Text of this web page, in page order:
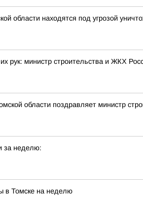
области находятся под угрозой
рук: министр строительства и ЖКХ
области поздравляет министр
за неделю:
в Томске на неделю